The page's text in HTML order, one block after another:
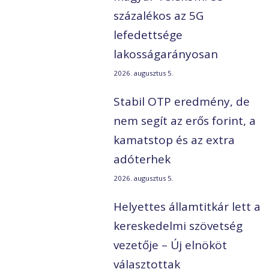
százalékos az 5G
lefedettsége
lakosságarányosan
2026. augusztus 5.
Stabil OTP eredmény, de
nem segít az erős forint, a
kamatstop és az extra
adóterhek
2026. augusztus 5.
Helyettes államtitkár lett a
kereskedelmi szövetség
vezetője – Új elnököt
választottak